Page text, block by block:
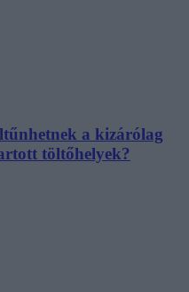
a kizárólag
töltőhelyek?